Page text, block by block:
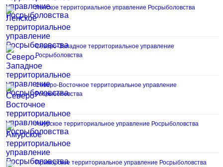
Ленское территориальное управление Росрыболовства
Северо-Западное территориальное управление
Росрыболовства
Северо-Восточное территориальное управление
Росрыболовства
Амурское территориальное управление Росрыболовства
Приморское территориальное управление Росрыболовства